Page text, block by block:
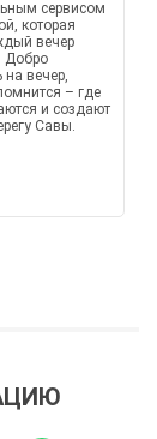
сервисом
которая
вечер
Добро
на вечер,
– где
и создают
Савы.